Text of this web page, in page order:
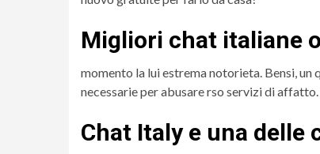
Migliori chat italiane
momento la lui estrema notorieta. Bensi,
necessarie per abusare rso servizi di
Chat Italy e una